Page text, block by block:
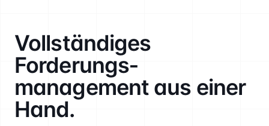
Vollständiges
Forderungs­
management aus einer
Hand.